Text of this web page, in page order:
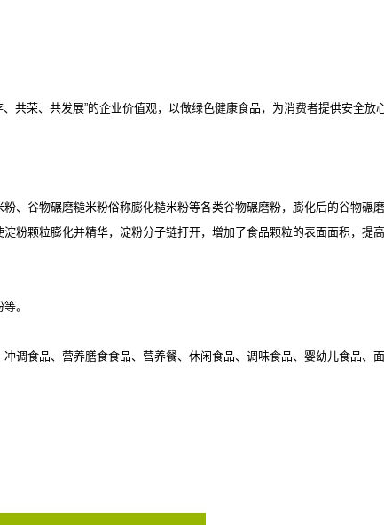
共荣、共发展”的企业价值观，以做绿色健康食品，为消费者提供安全放
、谷物碾磨糙米粉俗称膨化糙米粉等各类谷物碾磨粉，膨化后的谷物碾
粉颗粒膨化并精华，淀粉分子链打开，增加了食品颗粒的表面面积，
。
调食品、营养膳食食品、营养餐、休闲食品、调味食品、婴幼儿食品、